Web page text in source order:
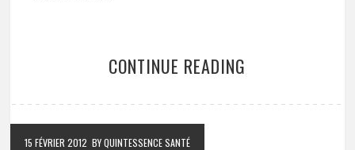
CONTINUE READING
15 FÉVRIER 2012 BY QUINTESSENCE SANTÉ